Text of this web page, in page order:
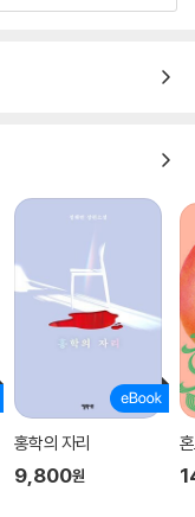
홍학의 자리
9,800원